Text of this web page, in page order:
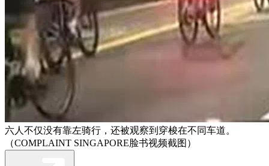
六人不仅没有靠左骑行，还被观察到穿梭在不同车道。
（COMPLAINT SINGAPORE脸书视频截图）